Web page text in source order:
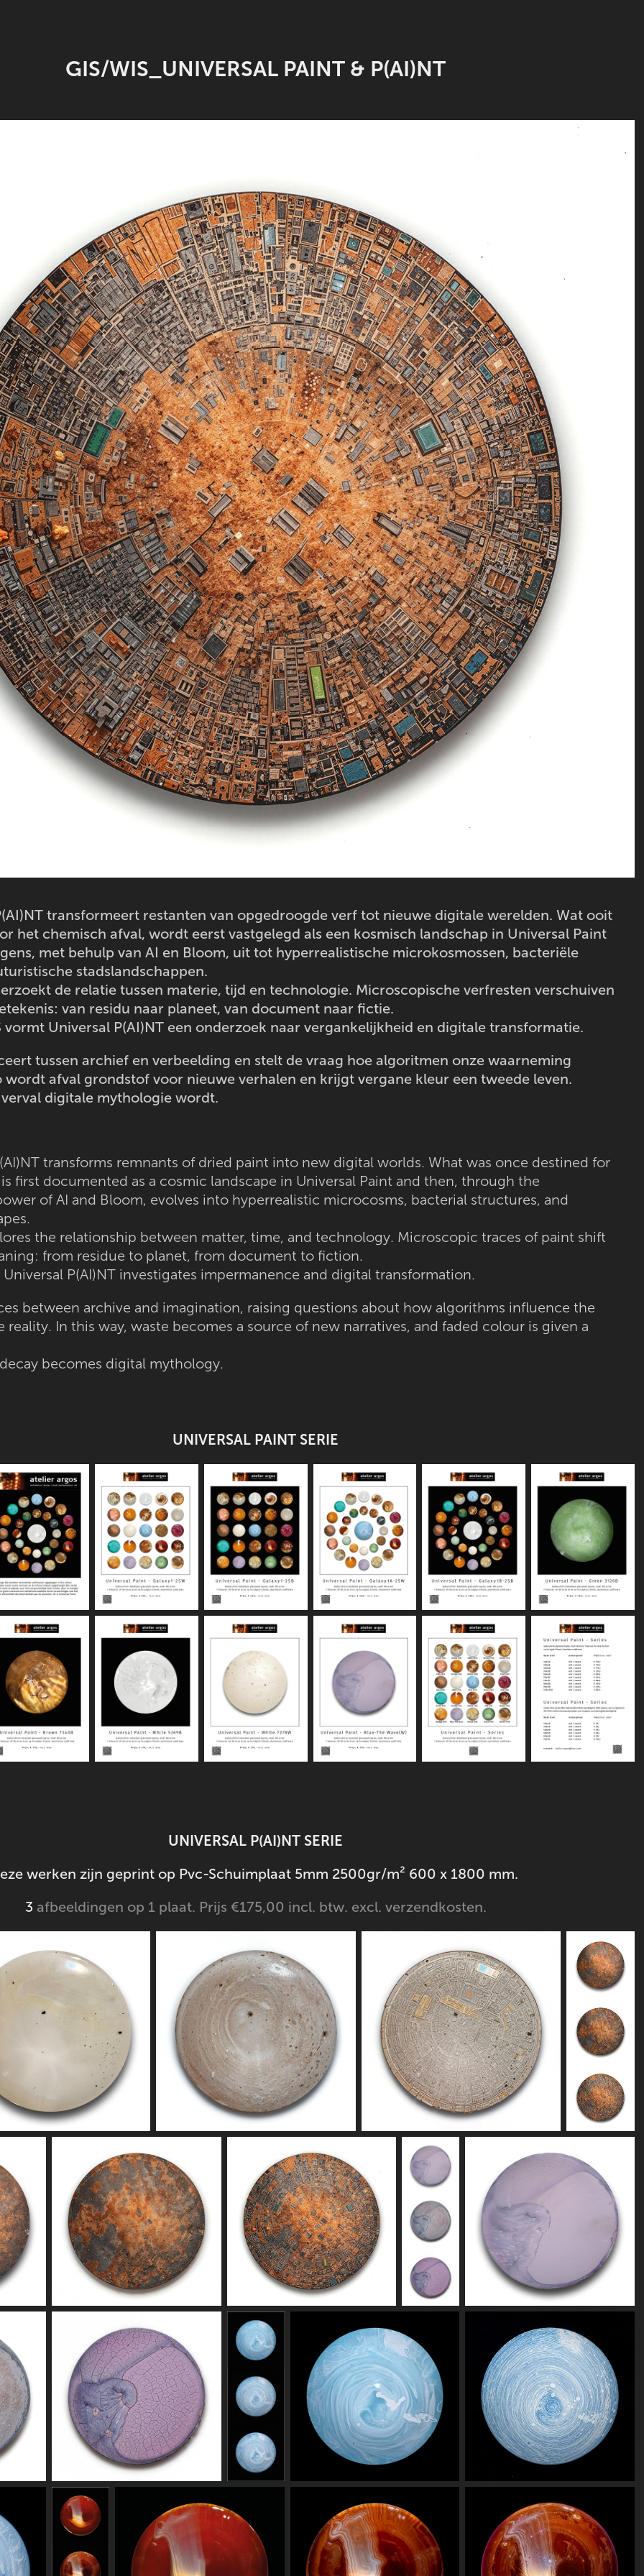
GIS/WIS_UNIVERSAL PAINT & P(AI)NT
transformeert restanten van opgedroogde verf tot nieuwe digitale werelden. Wat ooit
het chemisch afval, wordt eerst vastgelegd als een kosmisch landschap in Universal Paint
met behulp van AI en Bloom, uit tot hyperrealistische microkosmossen, bacteriële
stadslandschappen.
de relatie tussen materie, tijd en technologie. Microscopische verfresten verschuiven
van residu naar planeet, van document naar fictie.
vormt Universal P(AI)NT een onderzoek naar vergankelijkheid en digitale transformatie.
tussen archief en verbeelding en stelt de vraag hoe algoritmen onze waarneming
wordt afval grondstof voor nieuwe verhalen en krijgt vergane kleur een tweede leven.
digitale mythologie wordt.
transforms remnants of dried paint into new digital worlds. What was once destined for
first documented as a cosmic landscape in Universal Paint and then, through the
of AI and Bloom, evolves into hyperrealistic microcosms, bacterial structures, and
the relationship between matter, time, and technology. Microscopic traces of paint shift
from residue to planet, from document to fiction.
Universal P(AI)NT investigates impermanence and digital transformation.
between archive and imagination, raising questions about how algorithms influence the
reality. In this way, waste becomes a source of new narratives, and faded colour is given a
becomes digital mythology.
UNIVERSAL PAINT SERIE
UNIVERSAL P(AI)NT SERIE
werken zijn geprint op Pvc-Schuimplaat 5mm 2500gr/m² 600 x 1800 mm.
3 afbeeldingen op 1 plaat. Prijs €175,00 incl. btw. excl. verzendkosten.